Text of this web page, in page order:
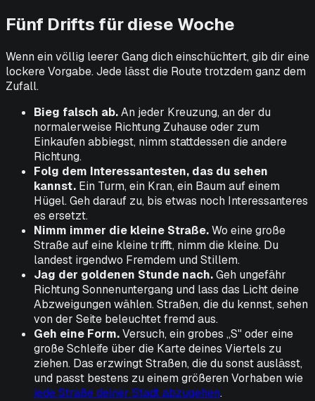
Fünf Drifts für diese Woche
Wenn ein völlig leerer Gang dich einschüchtert, gib dir eine
lockere Vorgabe. Jede lässt die Route trotzdem ganz dem
Zufall.
Bieg falsch ab.An jeder Kreuzung, an der du
normalerweise Richtung Zuhause oder zum
Einkaufen abbiegst, nimm stattdessen die andere
Richtung.
Folg dem Interessantesten, das du sehen
kannst. Ein Turm, ein Kran, ein Baum auf einem
Hügel. Geh darauf zu, bis etwas noch Interessanteres
es ersetzt.
Nimm immer die kleine Straße.Wo eine große
Straße auf eine kleine trifft, nimm die kleine. Du
landest irgendwo Fremdem und Stillem.
Jag der goldenen Stunde nach.Geh ungefähr
Richtung Sonnenuntergang und lass das Licht deine
Abzweigungen wählen. Straßen, die du kennst, sehen
von der Seite beleuchtet fremd aus.
Geh eine Form.Versuch, ein grobes „S" oder eine
große Schleife über die Karte deines Viertels zu
ziehen. Das erzwingt Straßen, die du sonst auslässt,
und passt bestens zu einem größeren Vorhaben wie
jede Straße deiner Stadt abzugehen.